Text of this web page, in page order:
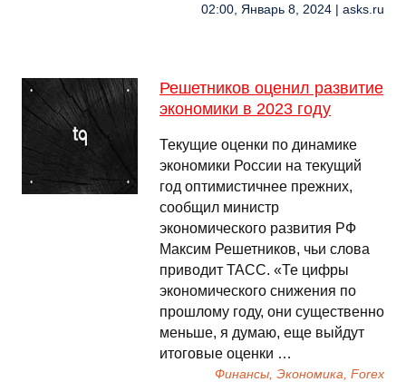
02:00, Январь 8, 2024 | asks.ru
Решетников оценил развитие
экономики в 2023 году
Текущие оценки по динамике
экономики России на текущий
год оптимистичнее прежних,
сообщил министр
экономического развития РФ
Максим Решетников, чьи слова
приводит ТАСС. «Те цифры
экономического снижения по
прошлому году, они существенно
меньше, я думаю, еще выйдут
итоговые оценки …
Финансы, Экономика, Forex